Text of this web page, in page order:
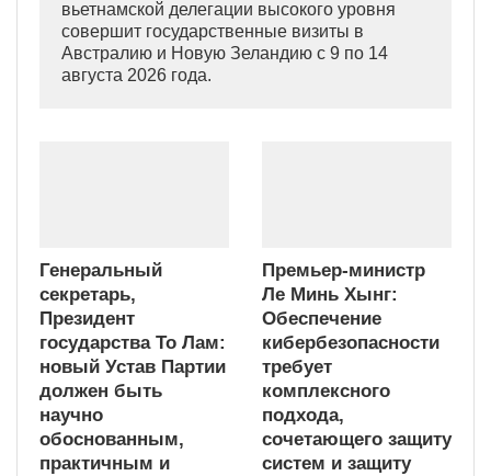
вьетнамской делегации высокого уровня
совершит государственные визиты в
Австралию и Новую Зеландию с 9 по 14
августа 2026 года.
Генеральный
секретарь,
Президент
государства То Лам:
новый Устав Партии
должен быть
научно
обоснованным,
практичным и
Премьер-министр
Ле Минь Хынг:
Обеспечение
кибербезопасности
требует
комплексного
подхода,
сочетающего защиту
систем и защиту